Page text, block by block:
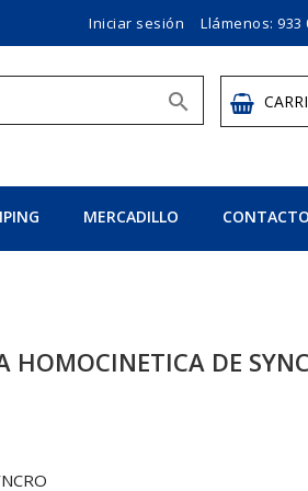
Iniciar sesión Llámenos: 933

MERCADILLO CONTACTO
HOMOCINETICA DE